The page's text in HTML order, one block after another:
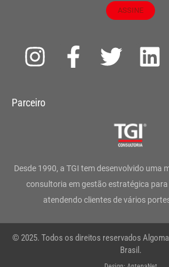
ASSINE
I
s
g
r
a
m
F
a
o
o
k
-
T
t
e
r
L
d
i
n
Parceiro
Desde 1990, a TGI tem desenvolvido uma
consultoria em gestão estratégica
atendendo clientes de vários
© 2025. Todos os direitos reservados
Brasil.